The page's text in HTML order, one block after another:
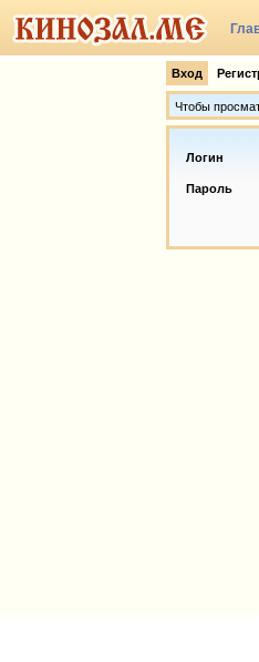
Вход
Чтобы
Логин
Пароль